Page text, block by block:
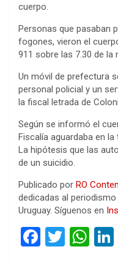
cuerpo.
Personas que pasaban
fogones, vieron el
911 sobre las 7.30 de la
Un móvil de prefectura
personal policial y un
la fiscal letrada de
Según se informó el
Fiscalía aguardaba en
La hipótesis que las
de un suicidio.
Publicado por RO
dedicadas al
Uruguay. Síguenos en
F
T
W